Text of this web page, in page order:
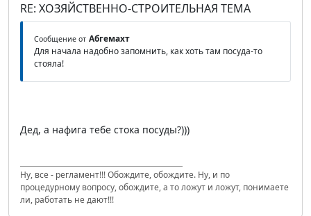
RE: ХОЗЯЙСТВЕННО-СТРОИТЕЛЬНАЯ ТЕМА
Сообщение от Абгемахт
Для начала надобно запомнить, как хоть там посуда-то
стояла!
Дед, а нафига тебе стока посуды?)))
Ну, все - регламент!!! Обождите, обождите. Ну, и по
процедурному вопросу, обождите, а то ложут и ложут, понимаете
ли, работать не дают!!!